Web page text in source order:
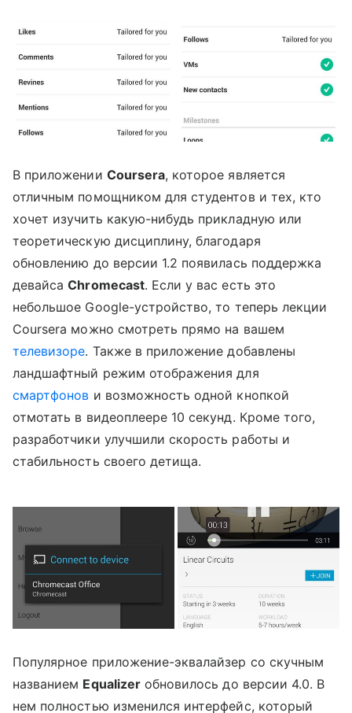
В приложении Coursera, которое является
отличным помощником для студентов и тех, кто
хочет изучить какую-нибудь прикладную или
теоретическую дисциплину, благодаря
обновлению до версии 1.2 появилась поддержка
девайсаChromecast. Если у вас есть это
небольшое Google-устройство, то теперь лекции
Coursera можно смотреть прямо на вашем
телевизоре. Также в приложение добавлены
ландшафтный режим отображения для
смартфонов и возможность одной кнопкой
отмотать в видеоплеере 10 секунд. Кроме того,
разработчики улучшили скорость работы и
стабильность своего детища.
Популярное приложение-эквалайзер со скучным
названием Equalizerобновилось до версии 4.0. В
нем полностью изменился интерфейс, который